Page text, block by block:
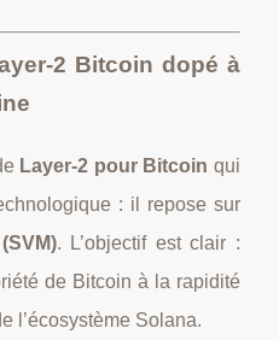
Bitcoin dopé à
Layer‑2 pour Bitcoin qui
: il repose sur
. L’objectif est clair :
de Bitcoin à la rapidité
l’écosystème Solana.